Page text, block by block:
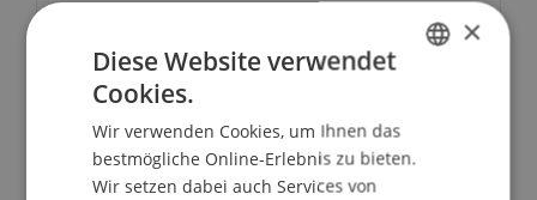
Kontakt
×
Diese Website verwendet
Cookies.
Wir verwenden Cookies, um Ihnen das
bestmögliche Online-Erlebnis zu bieten.
Wir setzen dabei auch Services von